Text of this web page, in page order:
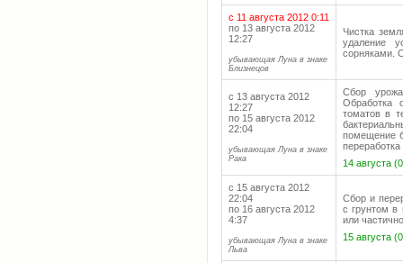
с 11 августа 2012 0:11
по 13 августа 2012
12:27
убывающая Луна в знаке
Близнецов
Чистка
удаление
сорняками.
с 13 августа 2012
12:27
по 15 августа 2012
22:04
убывающая Луна в знаке
Рака
Сбор
Обработка
томатов в
помещение
14 августа
с 15 августа 2012
22:04
по 16 августа 2012
4:37
убывающая Луна в знаке
Льва
Сбор и
с грунтом в
или
15 августа